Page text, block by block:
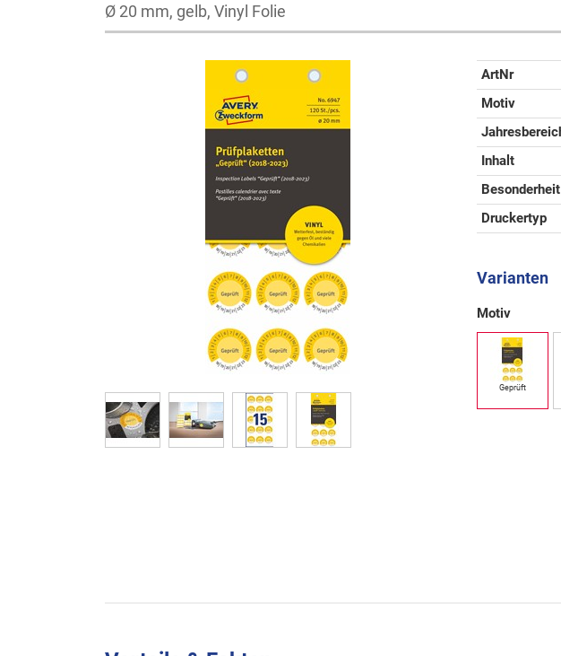
Ø 20 mm, gelb, Vinyl Folie
ArtNr
Motiv
Inhalt
Besonderheit
Druckertyp
Varianten
Motiv
Geprüft